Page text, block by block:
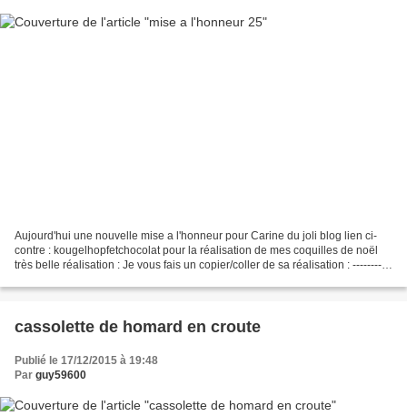
Aujourd'hui une nouvelle mise a l'honneur pour Carine du joli blog lien ci-
contre : kougelhopfetchocolat pour la réalisation de mes coquilles de noël
très belle réalisation : Je vous fais un copier/coller de sa réalisation : -----------
cassolette de homard en croute
Publié le 17/12/2015 à 19:48
Par guy59600